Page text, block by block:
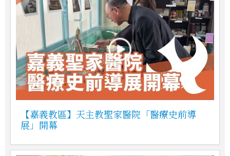
【嘉義教區】天主教聖家醫院「醫療史前導
展」開幕